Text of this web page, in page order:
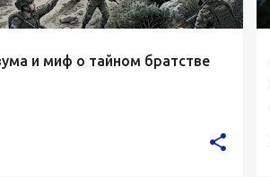
и миф о тайном братстве